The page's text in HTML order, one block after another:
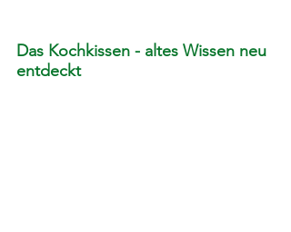
Das Kochkissen - altes Wissen neu
entdeckt